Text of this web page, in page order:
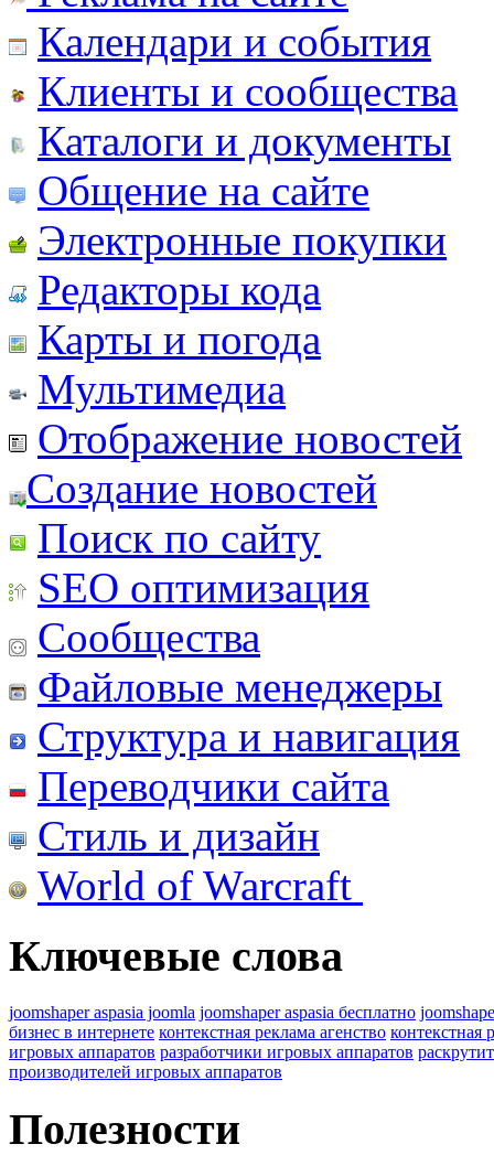
Календари и события
Клиенты и сообщества
Каталоги и документы
Общение на сайте
Электронные покупки
Редакторы кода
Карты и погода
Мультимедиа
Отображение новостей
Создание новостей
Поиск по сайту
SEO оптимизация
Сообщества
Файловые менеджеры
Структура и навигация
Переводчики сайта
Стиль и дизайн
World of Warcraft
Ключевые слова
joomshaper aspasia joomla joomshaper aspasia бесплатно
бизнес в интернете контекстная реклама агенство контекстная
игровых аппаратов разработчики игровых аппаратов
производителей игровых аппаратов
Полезности